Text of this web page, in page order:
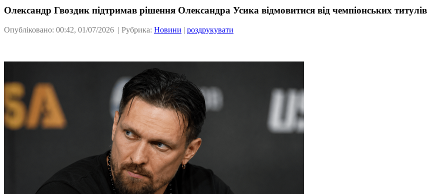
Олександр Гвоздик підтримав рішення Олександра Усика відмовитися від чемпіонських титулів
Опубліковано: 00:42, 01/07/2026 | Рубрика: Новини | роздрукувати